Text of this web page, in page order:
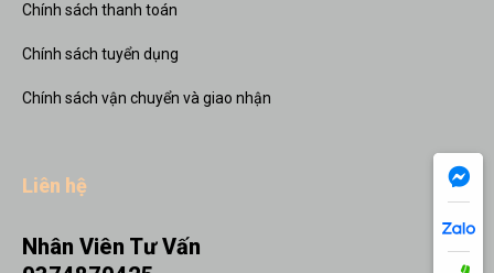
Chính sách thanh toán
Chính sách tuyển dụng
Chính sách vận chuyển và giao nhận
Liên hệ
Nhân Viên Tư Vấn